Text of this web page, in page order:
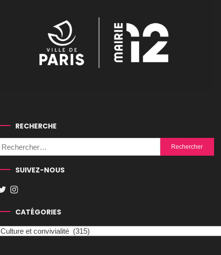
RECHERCHE
Rechercher :
SUIVEZ-NOUS
CATÉGORIES